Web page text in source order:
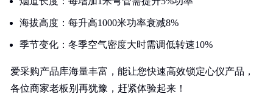
海拔高度：每升高1000米功率衰减8%
季节变化：冬季空气密度大时需调低转速10%
爱采购产品库海量丰富，能让您快速高效锁定心仪产品，
各位商家老板别再犹豫，赶紧体验起来！